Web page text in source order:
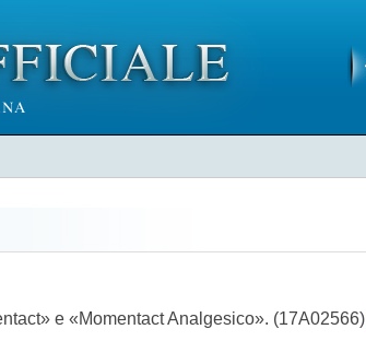
e «Momentact Analgesico». (17A02566)